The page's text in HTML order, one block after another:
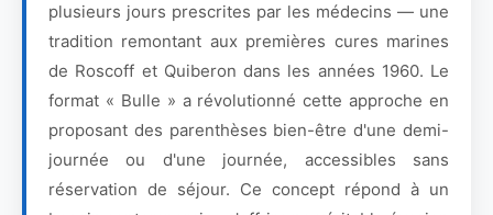
plusieurs jours prescrites par les médecins — une
tradition remontant aux premières cures marines
de Roscoff et Quiberon dans les années 1960. Le
format « Bulle » a révolutionné cette approche en
proposant des parenthèses bien-être d'une demi-
journée ou d'une journée, accessibles sans
réservation de séjour. Ce concept répond à un